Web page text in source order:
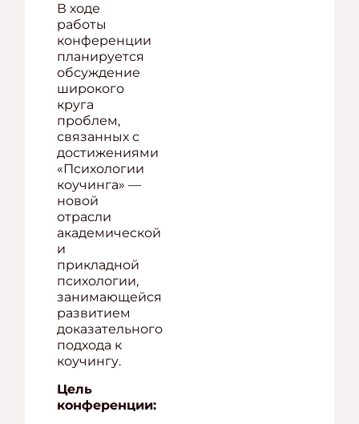
В ходе
работы
конференции
планируется
обсуждение
широкого
круга
проблем,
связанных с
достижениями
«Психологии
коучинга» —
новой
отрасли
академической
и
прикладной
психологии,
занимающейся
развитием
доказательного
подхода к
коучингу.
Цель
конференции: